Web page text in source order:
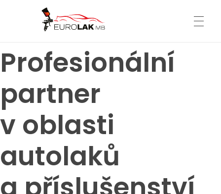
Eurolak MB
DODAVATELÉ
Q-Refinish
4CR
PŮJČOVNA
Profesionální
partner
v oblasti
autolaků